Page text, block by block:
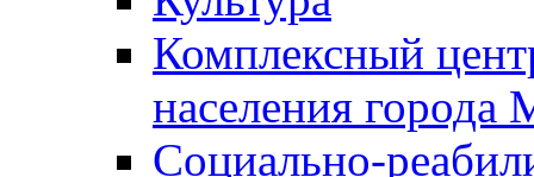
Комплексный
населения города
Социально-